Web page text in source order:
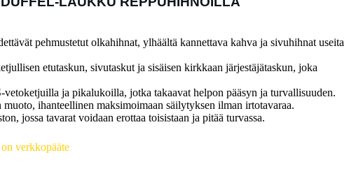
pehmustetut olkahihnat, ylhäältä kannettava kahva ja sivuhihnat useita
etutaskun, sivutaskut ja sisäisen kirkkaan järjestäjätaskun, joka
vetoketjuilla ja pikalukoilla, jotka takaavat helpon pääsyn ja turvallisuuden.
ihanteellinen maksimoimaan säilytyksen ilman irtotavaraa.
jossa tavarat voidaan erottaa toisistaan ja pitää turvassa.
verkkopääte